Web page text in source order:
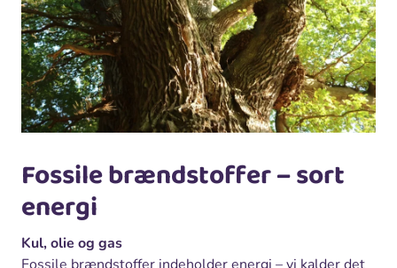
Fossile brændstoffer – sort
energi
Kul, olie og gas